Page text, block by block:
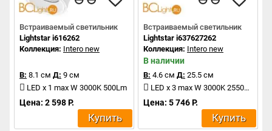
Встраиваемый светильник
Lightstar i616262
Коллекция: Intero new
В: 8.1 см Д: 9 см
LED x 1 max W 3000K 500Lm
Цена: 2 598 Р.
Купить
Встраиваемый светильник
Lightstar i637627262
Коллекция: Intero new
В наличии
В: 4.6 см Д: 25.5 см
LED x 3 max W 3000K 2550Lm
Цена: 5 746 Р.
Купить